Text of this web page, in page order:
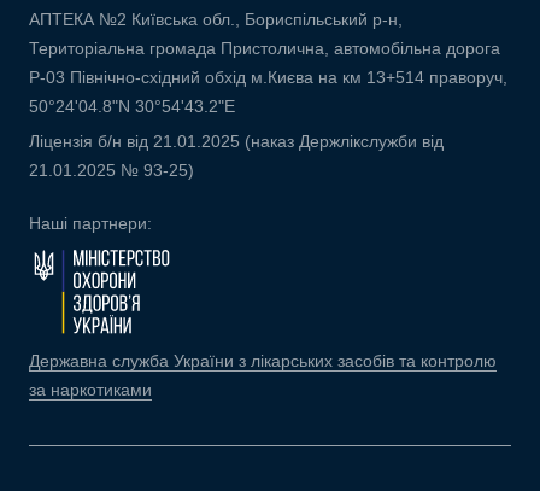
АПТЕКА №2 Київська обл., Бориспільський р-н,
Територіальна громада Пристолична, автомобільна дорога
Р-03 Північно-східний обхід м.Києва на км 13+514 праворуч,
50°24'04.8"N 30°54'43.2"E
Ліцензія б/н від 21.01.2025 (наказ Держлікслужби від
21.01.2025 № 93-25)
Наші партнери:
Державна служба України з лікарських засобів та контролю
за наркотиками